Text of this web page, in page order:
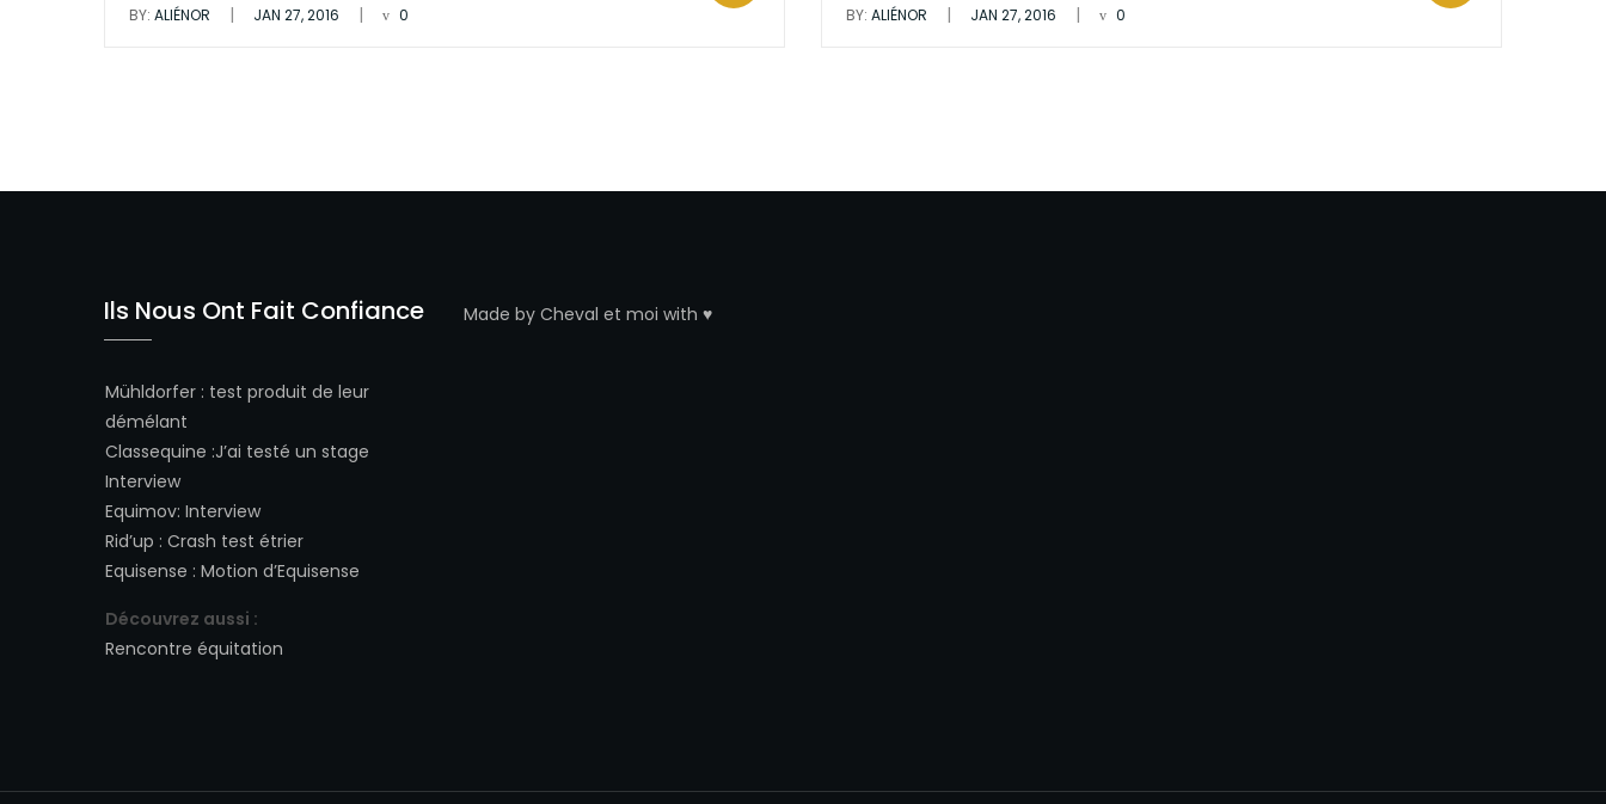
BY: ALIÉNOR | JAN 27, 2016 | 0 BY: ALIÉNOR | JAN 27, 2016 | 0
Ils Nous Ont Fait Confiance
Mühldorfer : test produit de leur
démélant
Classequine :J’ai testé un stage
Interview
Equimov: Interview
Rid’up : Crash test étrier
Equisense : Motion d’Equisense
Découvrez aussi :
Rencontre équitation
Made by Cheval et moi with ♥